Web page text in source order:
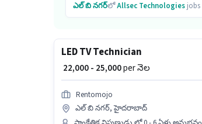
ఎల్ బి నగర్లోAllsec Technologiesjobs
Everest Fleet
LED TV Technician
₹ 22,000 - 25,000per నెల
Rentomojo
ఎల్ బి నగర్, హైదరాబాద్